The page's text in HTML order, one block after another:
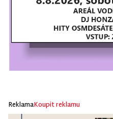
ReklamaKoupit reklamu